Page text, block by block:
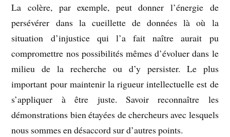
La colère, par exemple, peut donner l’énergie de
persévérer dans la cueillette de données là où la
situation d’injustice qui l’a fait naître aurait pu
compromettre nos possibilités mêmes d’évoluer dans le
milieu de la recherche ou d’y persister. Le plus
important pour maintenir la rigueur intellectuelle est de
s’appliquer à être juste. Savoir reconnaître les
démonstrations bien étayées de chercheurs avec lesquels
nous sommes en désaccord sur d’autres points.